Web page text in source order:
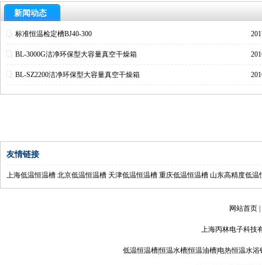
新闻动态
标准恒温检定槽BJ40-300
BL-3000G洁净环保型大容量真空干燥箱
BL-SZ2200洁净环保型大容量真空干燥箱
友情链接
上海低温恒温槽 北京低温恒温槽 天津低温恒温槽 重庆低温恒温槽 山东高精度低温
网站首页
上海丙林电子科技
低温恒温槽恒温水槽恒温油槽电热恒温水浴